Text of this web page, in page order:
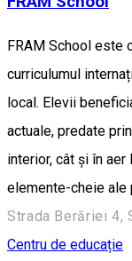
FRAM School este
curriculumul
local. Elevii
actuale, predate
interior, cât și în aer
elemente-cheie ale
Strada Berăriei 4,
Centru de educație